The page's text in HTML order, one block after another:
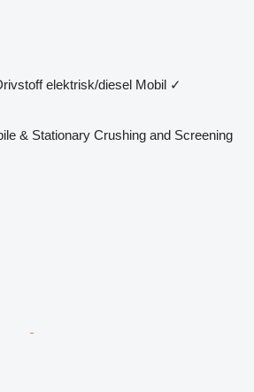
elektrisk/diesel Mobil ✓
& Stationary Crushing and Screening